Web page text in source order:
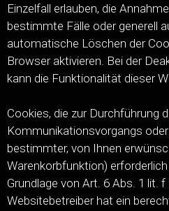
Einzelfall erlauben, die
bestimmte Fälle oder generell
automatische Löschen der
Browser aktivieren. Bei der
kann die Funktionalität dieser
Cookies, die zur Durchführung
Kommunikationsvorgangs
bestimmter, von Ihnen
Warenkorbfunktion)
Grundlage von Art. 6 Abs. 1 lit.
Websitebetreiber hat ein